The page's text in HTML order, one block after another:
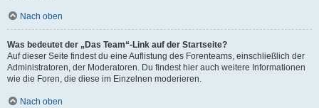
Nach oben
Was bedeutet der „Das Team“-Link auf der Startseite?
Auf dieser Seite findest du eine Auflistung des Forenteams, einschließlich der
Administratoren, der Moderatoren. Du findest hier auch weitere Informationen
wie die Foren, die diese im Einzelnen moderieren.
Nach oben